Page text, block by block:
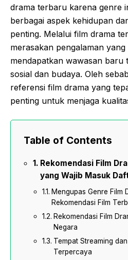
drama terbaru karena genre
berbagai aspek kehidupan
penting. Melalui film drama
merasakan pengalaman
mendapatkan wawasan baru
sosial dan budaya. Oleh
referensi film drama yang
penting untuk menjaga
Table of Contents
Rekomendasi Film
yang Wajib Masuk
Mengupas Genre Film
Rekomendasi Film
Rekomendasi Film
Negara
Tempat Streaming
Terpercaya